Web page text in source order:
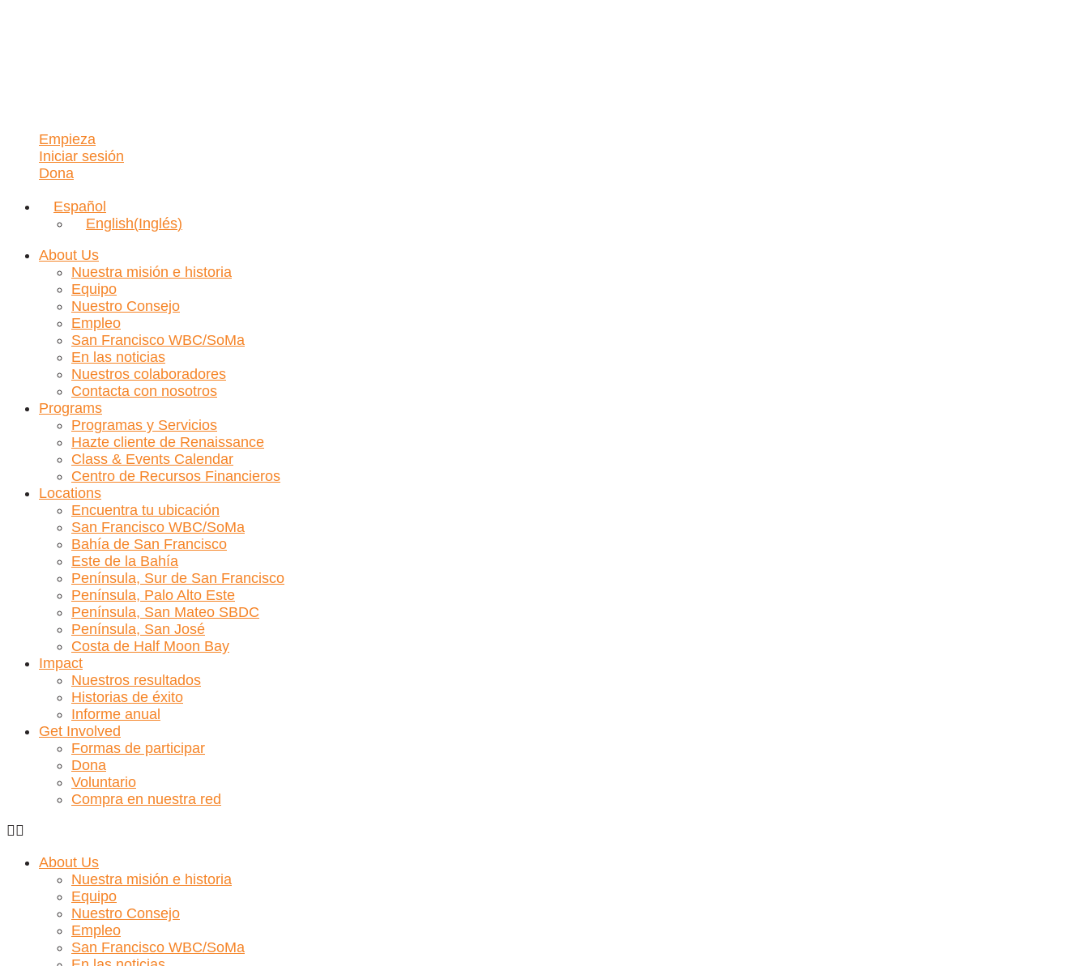
Empieza
Iniciar sesión
Dona
Español
English(Inglés)
About Us
Nuestra misión e historia
Equipo
Nuestro Consejo
Empleo
San Francisco WBC/SoMa
En las noticias
Nuestros colaboradores
Contacta con nosotros
Programs
Programas y Servicios
Hazte cliente de Renaissance
Class & Events Calendar
Centro de Recursos Financieros
Locations
Encuentra tu ubicación
San Francisco WBC/SoMa
Bahía de San Francisco
Este de la Bahía
Península, Sur de San Francisco
Península, Palo Alto Este
Península, San Mateo SBDC
Península, San José
Costa de Half Moon Bay
Impact
Nuestros resultados
Historias de éxito
Informe anual
Get Involved
Formas de participar
Dona
Voluntario
Compra en nuestra red
About Us
Nuestra misión e historia
Equipo
Nuestro Consejo
Empleo
San Francisco WBC/SoMa